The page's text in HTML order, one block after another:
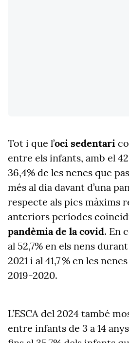
Tot i que l’oci sedentari
entre els infants, amb el
36,4% de les nenes que
més al dia davant d’una
respecte als pics màxims
anteriors períodes
pandèmia de la covid. En
al 52,7% en els nens
2021 i al 41,7 % en les
2019-2020.
L’ESCA del 2024 també
entre infants de 3 a 14